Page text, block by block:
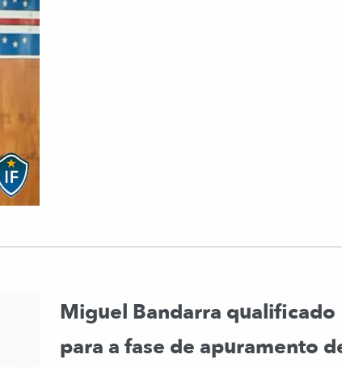
Miguel Bandarra qualificado
para a fase de apuramento